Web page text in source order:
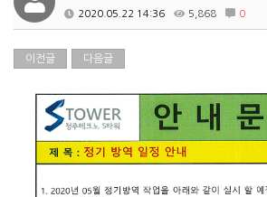
2020.05.22 14:36 5,868 0
이전글 다음글